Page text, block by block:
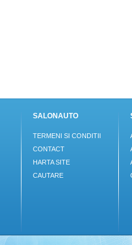
SALONAUTO
TERMENI SI CONDITII
CONTACT
HARTA SITE
CAUTARE